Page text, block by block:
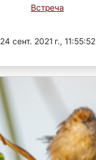
Встреча
24 сент. 2021 г., 11:55:52